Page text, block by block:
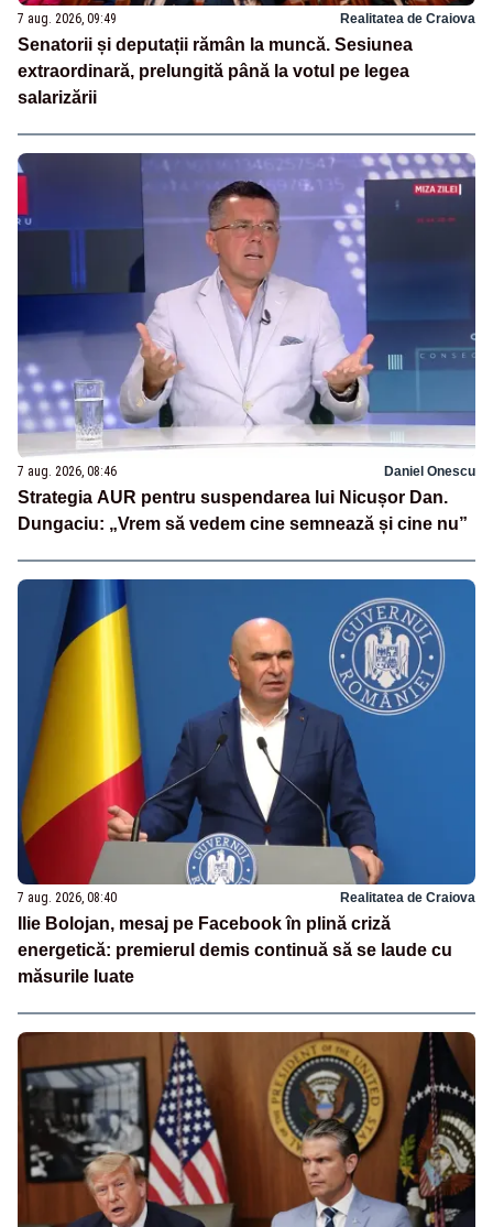
7 aug. 2026, 09:49 Realitatea de Craiova
Senatorii și deputații rămân la muncă. Sesiunea
extraordinară, prelungită până la votul pe legea
salarizării
7 aug. 2026, 08:46 Daniel Onescu
Strategia AUR pentru suspendarea lui Nicușor Dan.
Dungaciu: „Vrem să vedem cine semnează și cine nu”
7 aug. 2026, 08:40 Realitatea de Craiova
Ilie Bolojan, mesaj pe Facebook în plină criză
energetică: premierul demis continuă să se laude cu
măsurile luate